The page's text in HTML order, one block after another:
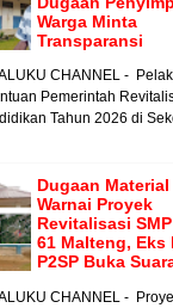
Warga Minta
Transparansi
CHANNEL -
Pemerintah
Tahun 2026 di
Dugaan
Warnai Proyek
Revitalisasi
61 Malteng, Eks
P2SP Buka
CHANNEL -